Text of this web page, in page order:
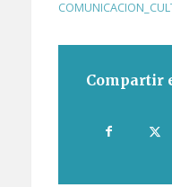
Compartir